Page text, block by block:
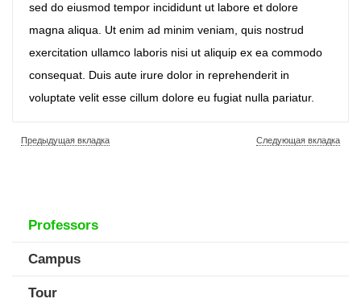
sed do eiusmod tempor incididunt ut labore et dolore
magna aliqua. Ut enim ad minim veniam, quis nostrud
exercitation ullamco laboris nisi ut aliquip ex ea commodo
consequat. Duis aute irure dolor in reprehenderit in
voluptate velit esse cillum dolore eu fugiat nulla pariatur.
Предыдущая вкладка Следующая вкладка
Professors
Campus
Tour